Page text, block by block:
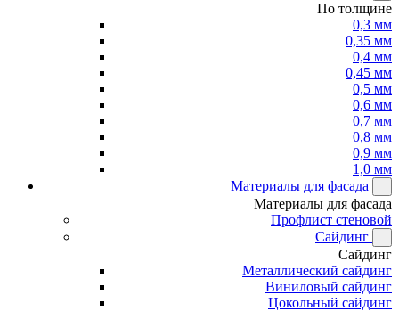
По толщине
0,3 мм
0,35 мм
0,4 мм
0,45 мм
0,5 мм
0,6 мм
0,7 мм
0,8 мм
0,9 мм
1,0 мм
Материалы для фасада
Материалы для фасада
Профлист стеновой
Сайдинг
Сайдинг
Металлический сайдинг
Виниловый сайдинг
Цокольный сайдинг